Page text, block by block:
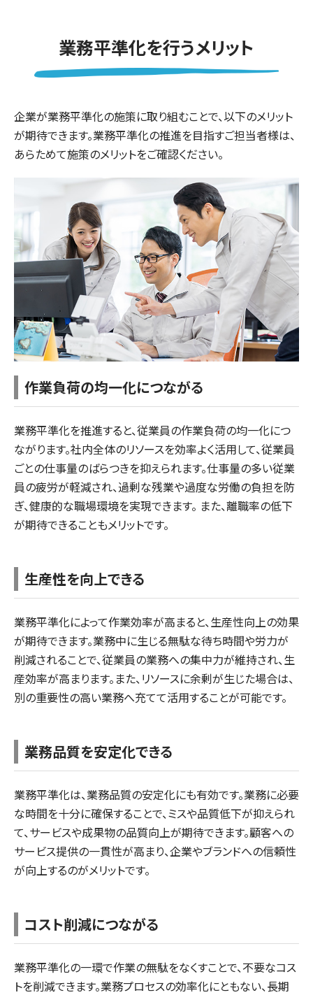
業務平準化を行うメリット
企業が業務平準化の施策に取り組むことで、以下のメリット
が期待できます。業務平準化の推進を目指すご担当者様は、
あらためて施策のメリットをご確認ください。
作業負荷の均一化につながる
業務平準化を推進すると、従業員の作業負荷の均一化につ
ながります。社内全体のリソースを効率よく活用して、従業員
ごとの仕事量のばらつきを抑えられます。仕事量の多い従業
員の疲労が軽減され、過剰な残業や過度な労働の負担を防
ぎ、健康的な職場環境を実現できます。 また、離職率の低下
が期待できることもメリットです。
生産性を向上できる
業務平準化によって作業効率が高まると、生産性向上の効果
が期待できます。業務中に生じる無駄な待ち時間や労力が
削減されることで、従業員の業務への集中力が維持され、生
産効率が高まります。また、リソースに余剰が生じた場合は、
別の重要性の高い業務へ充てて活用することが可能です。
業務品質を安定化できる
業務平準化は、業務品質の安定化にも有効です。業務に必要
な時間を十分に確保することで、ミスや品質低下が抑えられ
て、サービスや成果物の品質向上が期待できます。顧客への
サービス提供の一貫性が高まり、企業やブランドへの信頼性
が向上するのがメリットです。
コスト削減につながる
業務平準化の一環で作業の無駄をなくすことで、不要なコス
トを削減できます。業務プロセスの効率化にともない、長期